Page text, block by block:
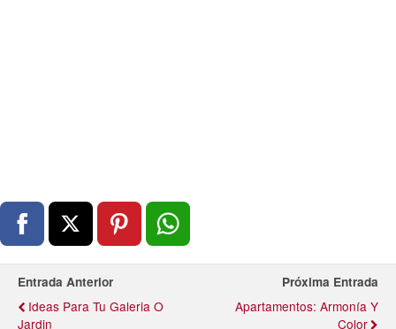
Entrada Anterior
Ideas Para Tu Galeria O
Jardin
Próxima Entrada
Apartamentos: Armonía Y
Color